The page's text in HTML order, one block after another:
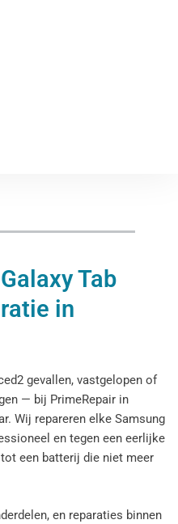
Tab
in
gevallen, vastgelopen of
— bij PrimeRepair in
Wij repareren elke Samsung
en tegen een eerlijke
een batterij die niet meer
en reparaties binnen